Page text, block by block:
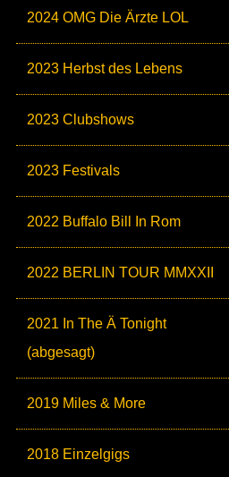
2024 OMG Die Ärzte LOL
2023 Herbst des Lebens
2023 Clubshows
2023 Festivals
2022 Buffalo Bill In Rom
2022 BERLIN TOUR MMXXII
2021 In The Ä Tonight
(abgesagt)
2019 Miles & More
2018 Einzelgigs